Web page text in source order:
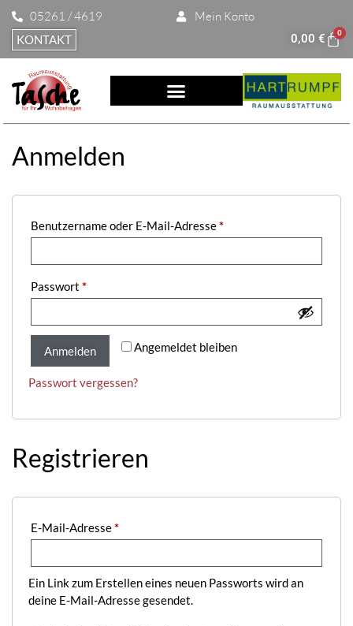
05261 / 4619 Mein Konto
KONTAKT 0,00 € 0
Anmelden
Benutzername oder E-Mail-Adresse*
Passwort *
Angemeldet bleiben
Anmelden
Passwort vergessen?
Registrieren
E-Mail-Adresse*
Ein Link zum Erstellen eines neuen Passworts wird an
deine E-Mail-Adresse gesendet.